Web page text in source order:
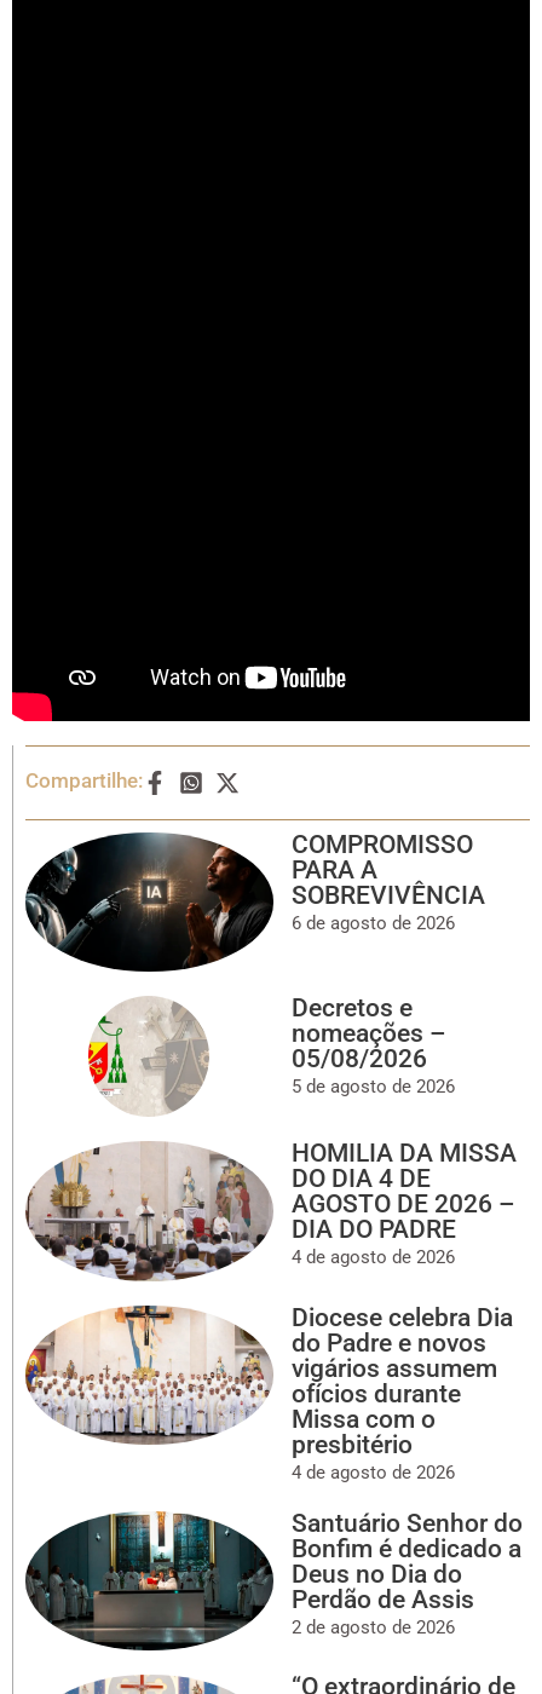
Compartilhe:
COMPROMISSO
PARA A
SOBREVIVÊNCIA
6 de agosto de 2026
Decretos e
nomeações –
05/08/2026
5 de agosto de 2026
HOMILIA DA MISSA
DO DIA 4 DE
AGOSTO DE 2026 –
DIA DO PADRE
4 de agosto de 2026
Diocese celebra Dia
do Padre e novos
vigários assumem
ofícios durante
Missa com o
presbitério
4 de agosto de 2026
Santuário Senhor do
Bonfim é dedicado a
Deus no Dia do
Perdão de Assis
2 de agosto de 2026
“O extraordinário de